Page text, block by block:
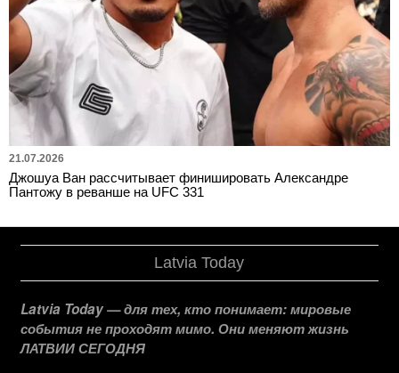
21.07.2026
Джошуа Ван рассчитывает финишировать Александре
Пантожу в реванше на UFC 331
Latvia Today
Latvia Today — для тех, кто понимает: мировые
события не проходят мимо. Они меняют жизнь
ЛАТВИИ СЕГОДНЯ